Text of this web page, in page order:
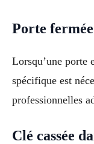
Porte
Lorsqu’une porte
spécifique est
professionnelles
Clé cassée